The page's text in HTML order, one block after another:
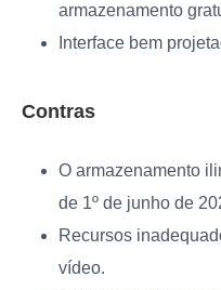
armazenamento
Interface bem
Contras
O armazenamento
de 1º de junho de
Recursos
vídeo.